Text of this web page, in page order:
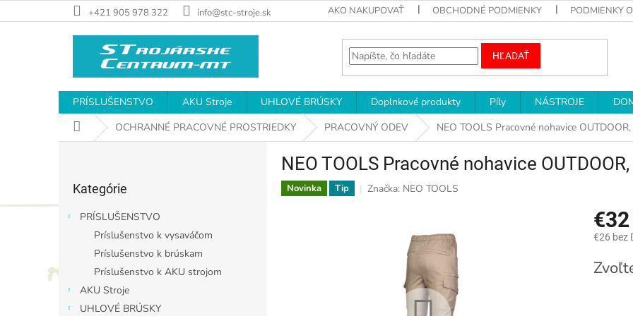
na
+421 905 978 322 info@stc-stroje.sk AKO NAKUPOVAŤ OBCHODNÉ PODMIENKY PODMIENKY
HĽADAŤ
PRÍSLUŠENSTVO AKU Stroje UHLOVÉ BRÚSKY Doplnkové produkty Píly NÁSTROJE
DomovOCHRANNÉ PRACOVNÉ PROSTRIEDKY PRACOVNÝ ODEV NEO TOOLS Pracovné nohavice
ý
e
kategórie
Kategórie
PRÍSLUŠENSTVO
Príslušenstvo k vysaváčom
Príslušenstvo k brúskam
Príslušenstvo k AKU strojom
AKU Stroje
UHLOVÉ BRÚSKY
NEO TOOLS Pracovné nohavice
Novinka Tip Značka: NEO TOOLS
€32
€26 bez
cena: